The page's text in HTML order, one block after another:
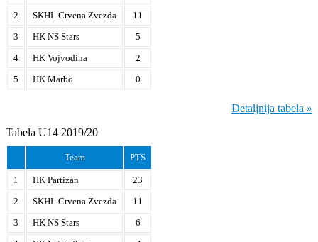
2
SKHL Crvena Zvezda
11
3
HK NS Stars
5
4
HK Vojvodina
2
5
HK Marbo 0
Detaljnija tabela »
Tabela U14 2019/20
Team PTS
1 HK Partizan
23
2
SKHL Crvena Zvezda
11
3
HK NS Stars
6